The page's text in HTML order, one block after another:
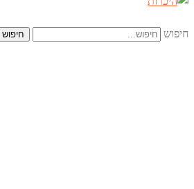
חיפוש חיפוש